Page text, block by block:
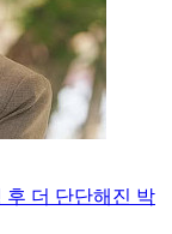
후 더 단단해진 박